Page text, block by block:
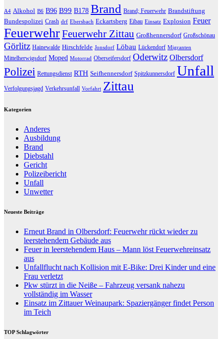
A4 Alkohol B6 B96 B99 B178 Brand Brand; Feuerwehr Brandstiftung
Bundespolizei Crash drf Ebersbach Eckartsberg Eibau Einsatz Explosion Feuer
FeuerwehrFeuerwehr Zittau Großhennersdorf Großschönau
Görlitz Hainewalde Hirschfelde Jonsdorf Löbau Lückendorf Migranten
Mittelherwigsdorf Moped Motorrad Oberseifersdorf Oderwitz Olbersdorf
Polizei Rettungsdienst RTH Seifhennersdorf Spitzkunnersdorf Unfall
Verfolgungsjagd Verkehrsunfall Vorfahrt Zittau
Kategorien
Anderes
Ausbildung
Brand
Diebstahl
Gericht
Polizeibericht
Unfall
Unwetter
Neueste Beiträge
Erneut Brand in Olbersdorf: Feuerwehr rückt wieder zu
leerstehendem Gebäude aus
Feuer in leerstehendem Haus – Mann löst Feuerwehreinsatz
aus
Unfallflucht nach Kollision mit E-Bike: Drei Kinder und eine
Frau verletzt
Pkw stürzt in die Neiße – Fahrzeug versank nahezu
vollständig im Wasser
Einsatz im Zittauer Weinaupark: Spaziergänger findet Person
im Teich
TOP Schlagwörter